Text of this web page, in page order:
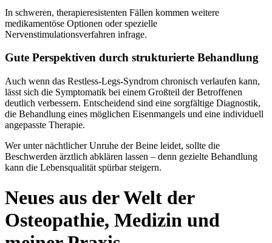
In schweren, therapieresistenten Fällen kommen weitere
medikamentöse Optionen oder spezielle
Nervenstimulationsverfahren infrage.
Gute Perspektiven durch strukturierte Behandlung
Auch wenn das Restless-Legs-Syndrom chronisch verlaufen kann,
lässt sich die Symptomatik bei einem Großteil der Betroffenen
deutlich verbessern. Entscheidend sind eine sorgfältige Diagnostik,
die Behandlung eines möglichen Eisenmangels und eine individuell
angepasste Therapie.
Wer unter nächtlicher Unruhe der Beine leidet, sollte die
Beschwerden ärztlich abklären lassen – denn gezielte Behandlung
kann die Lebensqualität spürbar steigern.
Neues aus der Welt der
Osteopathie, Medizin und